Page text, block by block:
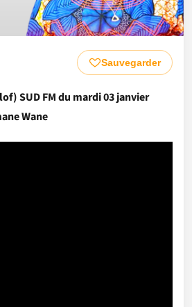
Sauvegarder
SUD FM du mardi 03 janvier
Wane